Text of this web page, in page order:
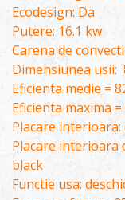
Ecodesign: Da
Putere: 16.1 kw
Carena de
Dimensiunea usii:
Eficienta medie =
Eficienta maxima =
Placare
Placare interioara
black
Functie usa: